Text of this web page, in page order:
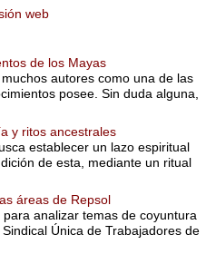
web
de los Mayas
autores como una de las
posee. Sin duda alguna,
y ritos ancestrales
establecer un lazo espiritual
de esta, mediante un ritual
áreas de Repsol
analizar temas de coyuntura
Única de Trabajadores de